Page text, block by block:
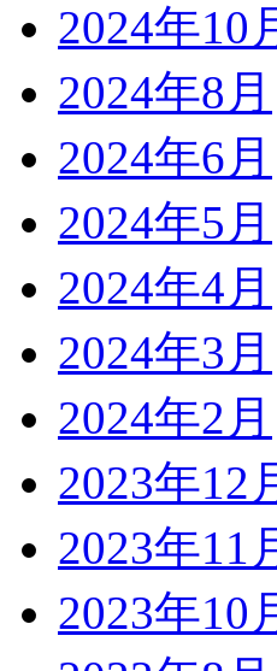
2024年10
2024年8月
2024年6月
2024年5月
2024年4月
2024年3月
2024年2月
2023年12
2023年11
2023年10